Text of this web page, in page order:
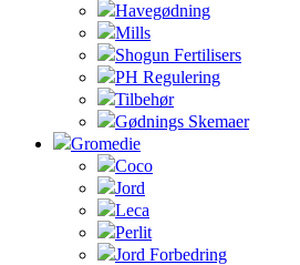
Havegødning
Mills
Shogun Fertilisers
PH Regulering
Tilbehør
Gødnings Skemaer
Gromedie
Coco
Jord
Leca
Perlit
Jord Forbedring